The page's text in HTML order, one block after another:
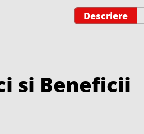
Descriere
si Beneficii